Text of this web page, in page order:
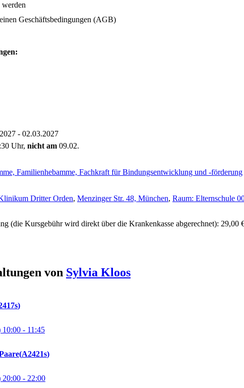
werden
Geschäftsbedingungen (AGB)
- 02.03.2027
Uhr, nicht am 09.02.
Familienhebamme, Fachkraft für Bindungsentwicklung und -förderung
Dritter Orden, Menzinger Str. 48, München, Raum: Elternschule
(die Kursgebühr wird direkt über die Krankenkasse abgerechnet): 29,00
von Sylvia Kloos
10:00 - 11:45
A2421s
20:00 - 22:00